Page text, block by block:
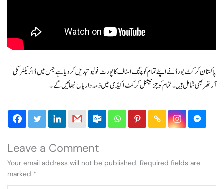
پاکستان کرکٹ بورڈ نے اپنے تمام کوچنگ اسٹاف کا پورٹ فولیو تبدیل کردیا ہے جس میں ڈائریکٹر مکی
آرتھر بھی شامل ہیں۔ تمام کوچز نیشنل کرکٹ اکیڈمی میں ذمہ داریاں نبھائیں گے۔
Leave a Comment
Your email address will not be published. Required fields are
marked *